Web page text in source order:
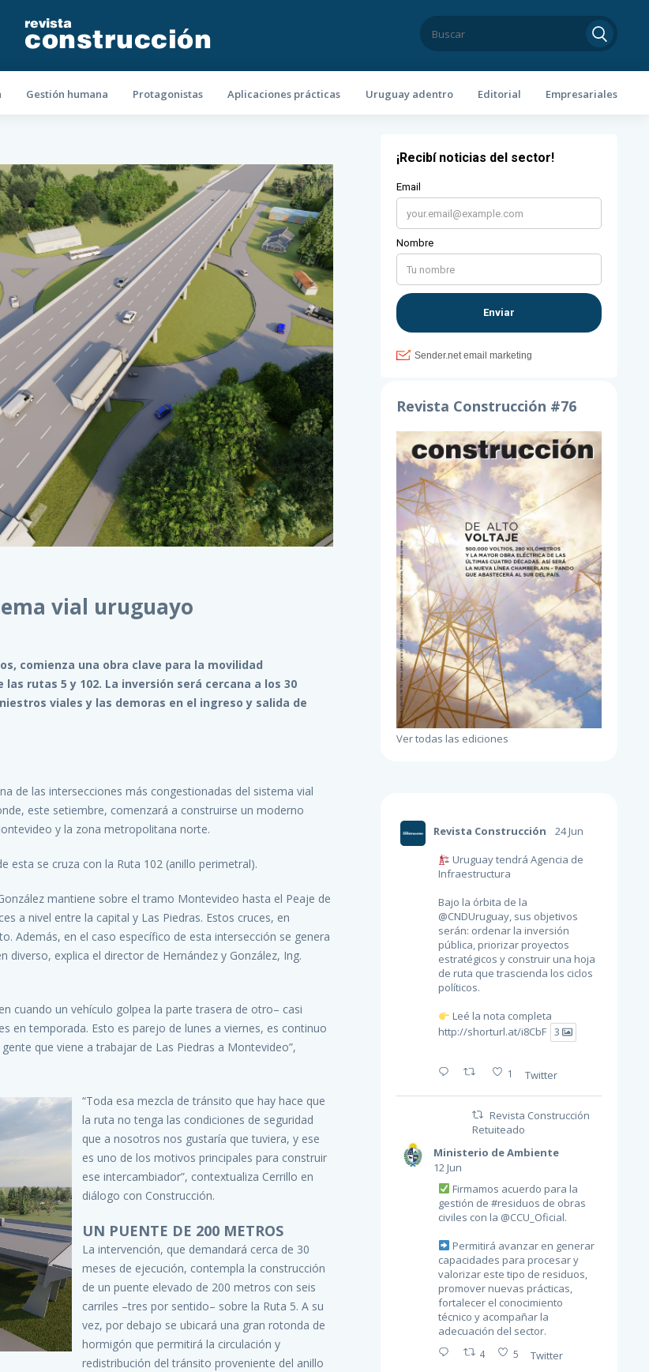
revista
construcción
Gestión humana Protagonistas Aplicaciones prácticas Uruguay adentro Editorial Empresariales
vial uruguayo
comienza una obra clave para la movilidad
rutas 5 y 102. La inversión será cercana a los 30
viales y las demoras en el ingreso y salida de
de las intersecciones más congestionadas del sistema vial
este setiembre, comenzará a construirse un moderno
y la zona metropolitana norte.
esta se cruza con la Ruta 102 (anillo perimetral).
mantiene sobre el tramo Montevideo hasta el Peaje de
a nivel entre la capital y Las Piedras. Estos cruces, en
Además, en el caso específico de esta intersección se genera
explica el director de Hernández y González, Ing.
cuando un vehículo golpea la parte trasera de otro– casi
en temporada. Esto es parejo de lunes a viernes, es continuo
que viene a trabajar de Las Piedras a Montevideo”,
“Toda esa mezcla de tránsito que hay hace que
la ruta no tenga las condiciones de seguridad
que a nosotros nos gustaría que tuviera, y ese
es uno de los motivos principales para construir
ese intercambiador”, contextualiza Cerrillo en
diálogo con Construcción.
UN PUENTE DE 200 METROS
La intervención, que demandará cerca de 30
meses de ejecución, contempla la construcción
de un puente elevado de 200 metros con seis
carriles –tres por sentido– sobre la Ruta 5. A su
vez, por debajo se ubicará una gran rotonda de
hormigón que permitirá la circulación y
redistribución del tránsito proveniente del anillo
Revista Construcción #76
Ver todas las ediciones
Revista Construcción
24 Jun
Uruguay tendrá Agencia de
Infraestructura
Bajo la órbita de la
@CNDUruguay, sus objetivos
serán: ordenar la inversión
pública, priorizar proyectos
estratégicos y construir una hoja
de ruta que trascienda los ciclos
políticos.
Leé la nota completa
http://shorturl.at/i8CbF 3
1 Twitter
Revista Construcción
Retuiteado
Ministerio de Ambiente
12 Jun
Firmamos acuerdo para la
gestión de #residuos de obras
civiles con la @CCU_Oficial.
Permitirá avanzar en generar
capacidades para procesar y
valorizar este tipo de residuos,
promover nuevas prácticas,
fortalecer el conocimiento
técnico y acompañar la
adecuación del sector.
4 5 Twitter